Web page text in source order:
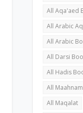
All Aqa'aed
All Arabic
All Arabic
All Darsi
All Hadis
All
All Maqalat